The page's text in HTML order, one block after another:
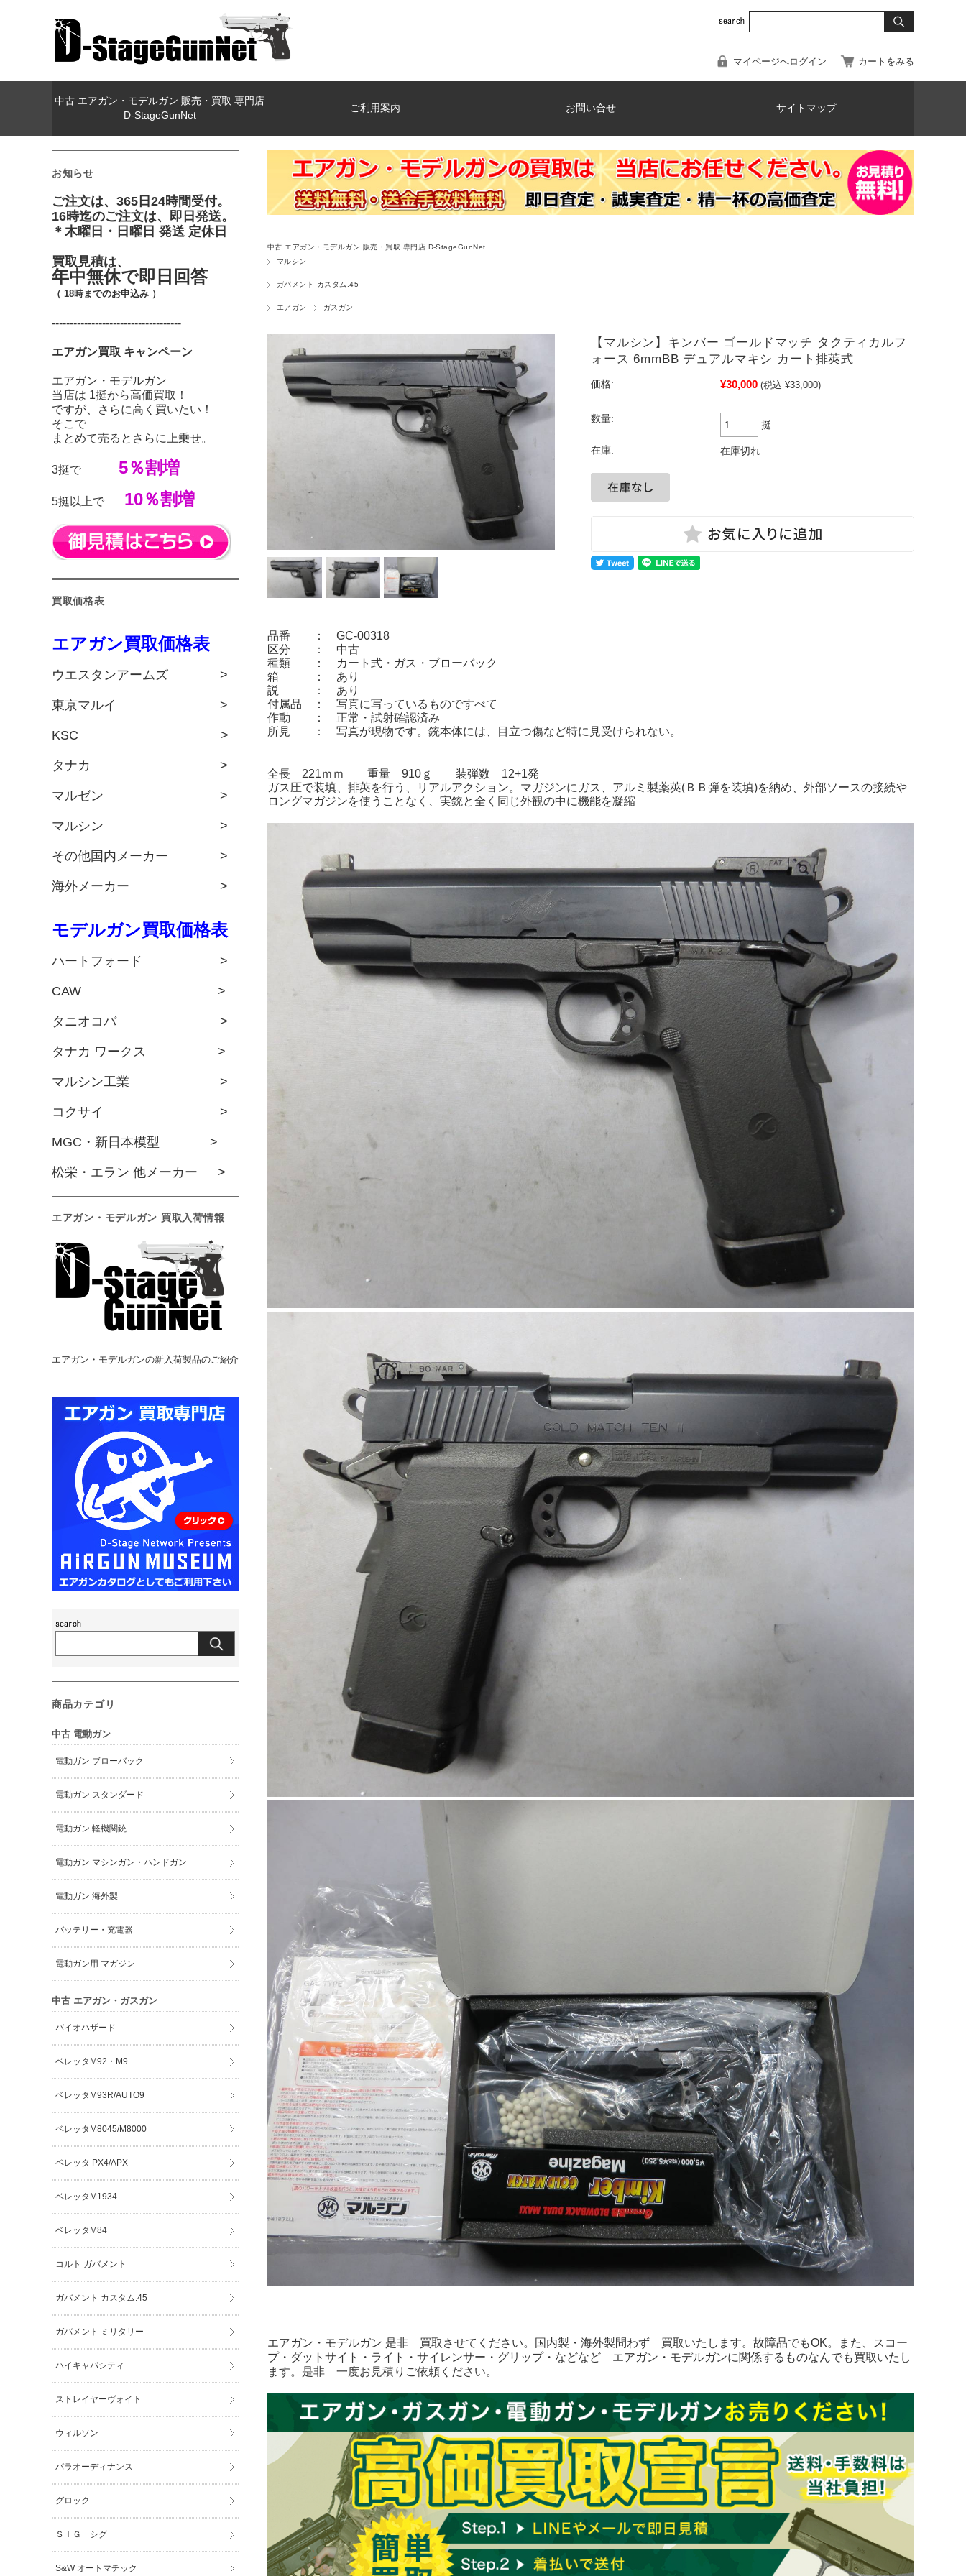
マイページへログイン カートをみる
中古 エアガン・モデルガン 販売・買取 専門店
D-StageGunNet
ご利用案内 お問い合せ サイトマップ
中古 エアガン・モデルガン 販売・買取 専門店 D-StageGunNet
マルシン
ガバメント カスタム.45
エアガン ガスガン
【マルシン】キンバー ゴールドマッチ タクティカルフ
ォース 6mmBB デュアルマキシ カート排莢式
価格: ¥30,000 (税込 ¥33,000)
数量:
挺
在庫: 在庫切れ
品番 ： GC-00318
区分 ： 中古
種類 ： カート式・ガス・ブローバック
箱 ： あり
説 ： あり
付属品 ： 写真に写っているものですべて
作動 ： 正常・試射確認済み
所見 ： 写真が現物です。銃本体には、目立つ傷など特に見受けられない。
全長 221ｍｍ 重量 910ｇ 装弾数 12+1発
ガス圧で装填、排莢を行う、リアルアクション。マガジンにガス、アルミ製薬莢(ＢＢ弾を装填)を納め、外部ソースの接続や
ロングマガジンを使うことなく、実銃と全く同じ外観の中に機能を凝縮
エアガン・モデルガン 是非 買取させてください。国内製・海外製問わず 買取いたします。故障品でもOK。また、スコー
プ・ダットサイト・ライト・サイレンサー・グリップ・などなど エアガン・モデルガンに関係するものなんでも買取いたし
ます。是非 一度お見積りご依頼ください。
お知らせ
ご注文は、365日24時間受付。
16時迄のご注文は、即日発送。
＊木曜日・日曜日 発送 定休日
買取見積は、
年中無休で即日回答
（ 18時までのお申込み ）
------------------------------------
エアガン買取 キャンペーン
エアガン・モデルガン
当店は 1挺から高価買取！
ですが、さらに高く買いたい！
そこで
まとめて売るとさらに上乗せ。
3挺で 5％割増
5挺以上で 10％割増
買取価格表
エアガン買取価格表
ウエスタンアームズ >
東京マルイ >
KSC >
タナカ >
マルゼン >
マルシン >
その他国内メーカー >
海外メーカー >
モデルガン買取価格表
ハートフォード >
CAW >
タニオコバ >
タナカ ワークス >
マルシン工業 >
コクサイ >
MGC・新日本模型 >
松栄・エラン 他メーカー >
エアガン・モデルガン 買取入荷情報
エアガン・モデルガンの新入荷製品のご紹介
商品カテゴリ
中古 電動ガン
電動ガン ブローバック
電動ガン スタンダード
電動ガン 軽機関銃
電動ガン マシンガン・ハンドガン
電動ガン 海外製
バッテリー・充電器
電動ガン用 マガジン
中古 エアガン・ガスガン
バイオハザード
ベレッタM92・M9
ベレッタM93R/AUTO9
ベレッタM8045/M8000
ベレッタ PX4/APX
ベレッタM1934
ベレッタM84
コルト ガバメント
ガバメント カスタム.45
ガバメント ミリタリー
ハイキャパシティ
ストレイヤーヴォイト
ウィルソン
パラオーディナンス
グロック
ＳＩＧ シグ
S&W オートマチック